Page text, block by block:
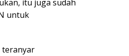
itu juga sudah
untuk
teranyar